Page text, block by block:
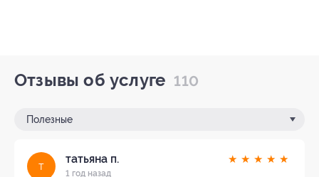
Отзывы об услуге 110
Полезные
т
татьяна п.
1 год назад
★ ★ ★ ★ ★